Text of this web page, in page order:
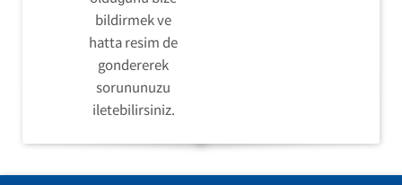
bildirmek ve
hatta resim de
gondererek
sorununuzu
iletebilirsiniz.